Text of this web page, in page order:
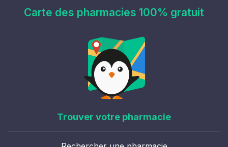
Carte des pharmacies 100% gratuit
Trouver votre pharmacie